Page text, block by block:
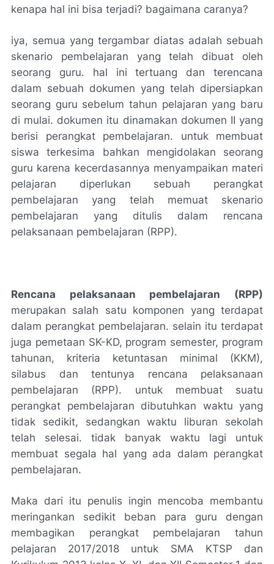
kenapa hal ini bisa terjadi? bagaimana caranya?
iya, semua yang tergambar diatas adalah sebuah
skenario pembelajaran yang telah dibuat oleh
seorang guru. hal ini tertuang dan terencana
dalam sebuah dokumen yang telah dipersiapkan
seorang guru sebelum tahun pelajaran yang baru
di mulai. dokumen itu dinamakan dokumen II yang
berisi perangkat pembelajaran. untuk membuat
siswa terkesima bahkan mengidolakan seorang
guru karena kecerdasannya menyampaikan materi
pelajaran diperlukan sebuah perangkat
pembelajaran yang telah memuat skenario
pembelajaran yang ditulis dalam rencana
pelaksanaan pembelajaran (RPP).
Rencana pelaksanaan pembelajaran (RPP)
merupakan salah satu komponen yang terdapat
dalam perangkat pembelajaran. selain itu terdapat
juga pemetaan SK-KD, program semester, program
tahunan, kriteria ketuntasan minimal (KKM),
silabus dan tentunya rencana pelaksanaan
pembelajaran (RPP). untuk membuat suatu
perangkat pembelajaran dibutuhkan waktu yang
tidak sedikit, sedangkan waktu liburan sekolah
telah selesai. tidak banyak waktu lagi untuk
membuat segala hal yang ada dalam perangkat
pembelajaran.
Maka dari itu penulis ingin mencoba membantu
meringankan sedikit beban para guru dengan
membagikan perangkat pembelajaran tahun
pelajaran 2017/2018 untuk SMA KTSP dan